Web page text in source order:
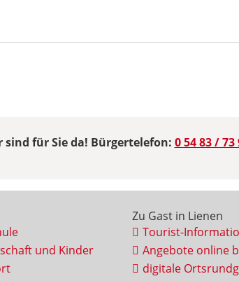
sind für Sie da! Bürgertelefon: 0 54 83 / 73
und Kinder
Zu Gast in Lienen
Tourist-
Angebote online
digitale